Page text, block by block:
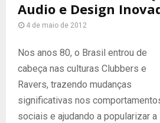
Audio e Design
4 de maio de 2012
Nos anos 80, o Brasil entrou de
cabeça nas culturas Clubbers e
Ravers, trazendo mudanças
significativas nos
sociais e ajudando a popularizar a